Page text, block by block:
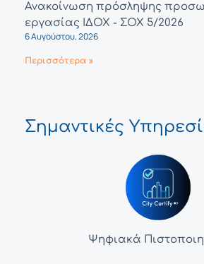
Ανακοίνωση πρόσληψης
εργασίας ΙΔΟΧ - ΣΟΧ 5/2026
6 Αυγούστου, 2026
Περισσότερα »
Σημαντικές
Ψηφιακά